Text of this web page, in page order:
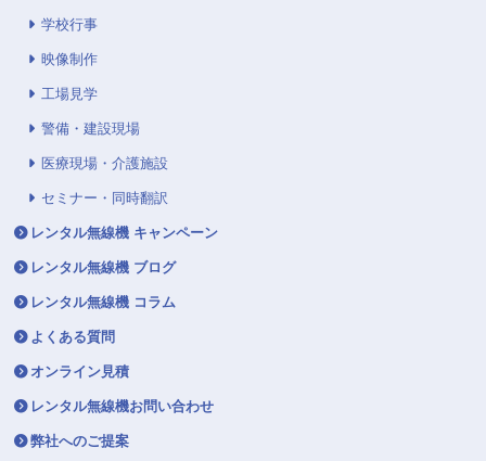
学校行事
映像制作
工場見学
警備・建設現場
医療現場・介護施設
セミナー・同時翻訳
レンタル無線機 キャンペーン
レンタル無線機 ブログ
レンタル無線機 コラム
よくある質問
オンライン見積
レンタル無線機お問い合わせ
弊社へのご提案